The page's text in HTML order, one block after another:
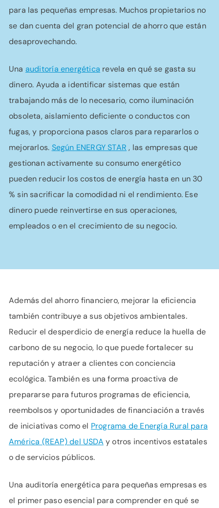
para las pequeñas empresas. Muchos propietarios no
se dan cuenta del gran potencial de ahorro que están
desaprovechando.
Una auditoría energética revela en qué se gasta su
dinero. Ayuda a identificar sistemas que están
trabajando más de lo necesario, como iluminación
obsoleta, aislamiento deficiente o conductos con
fugas, y proporciona pasos claros para repararlos o
mejorarlos. Según ENERGY STAR , las empresas que
gestionan activamente su consumo energético
pueden reducir los costos de energía hasta en un 30
% sin sacrificar la comodidad ni el rendimiento. Ese
dinero puede reinvertirse en sus operaciones,
empleados o en el crecimiento de su negocio.
Además del ahorro financiero, mejorar la eficiencia
también contribuye a sus objetivos ambientales.
Reducir el desperdicio de energía reduce la huella de
carbono de su negocio, lo que puede fortalecer su
reputación y atraer a clientes con conciencia
ecológica. También es una forma proactiva de
prepararse para futuros programas de eficiencia,
reembolsos y oportunidades de financiación a través
de iniciativas como el Programa de Energía Rural para
América (REAP) del USDA y otros incentivos estatales
o de servicios públicos.
Una auditoría energética para pequeñas empresas es
el primer paso esencial para comprender en qué se